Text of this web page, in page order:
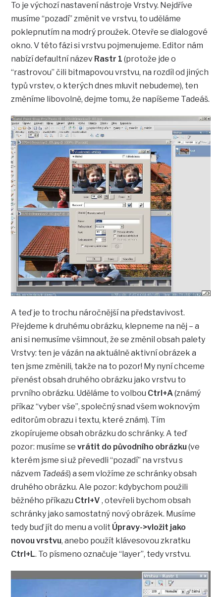
To je výchozí nastavení nástroje Vrstvy. Nejdříve
musíme “pozadí” změnit ve vrstvu, to uděláme
poklepnutím na modrý proužek. Otevře se dialogové
okno. V této fázi si vrstvu pojmenujeme. Editor nám
nabízí defaultní název Rastr 1 (protože jde o
“rastrovou” čili bitmapovou vrstvu, na rozdíl od jiných
typů vrstev, o kterých dnes mluvit nebudeme), ten
změníme libovolně, dejme tomu, že napíšeme Tadeáš.
A teď je to trochu náročnější na představivost.
Přejdeme k druhému obrázku, klepneme na něj – a
ani si nemusíme všimnout, že se změnil obsah palety
Vrstvy: ten je vázán na aktuálně aktivní obrázek a
ten jsme změnili, takže na to pozor! My nyní chceme
přenést obsah druhého obrázku jako vrstvu to
prvního obrázku. Uděláme to volbou Ctrl+A(známý
příkaz “vyber vše”, společný snad všem woknovým
editorům obrazu i textu, které znám). Tím
zkopírujeme obsah obrázku do schránky. A teď
pozor: musíme sevrátit do původního obrázku(ve
kterém jsme si už převedli “pozadí” na vrstvu s
názvem Tadeáš) a sem vložíme ze schránky obsah
druhého obrázku. Ale pozor: kdybychom použili
běžného příkazu Ctrl+V , otevřeli bychom obsah
schránky jako samostatný nový obrázek. Musíme
tedy buď jít do menu a volit Úpravy->vložit jako
novou vrstvu, anebo použít klávesovou zkratku
Ctrl+L. To písmeno označuje “layer”, tedy vrstvu.